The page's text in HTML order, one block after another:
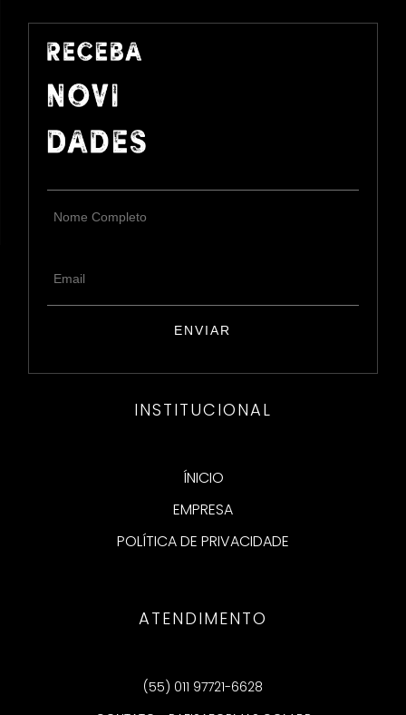
INSTITUCIONAL
ÍNICIO
EMPRESA
POLÍTICA DE PRIVACIDADE
ATENDIMENTO
(55) 011 97721-6628